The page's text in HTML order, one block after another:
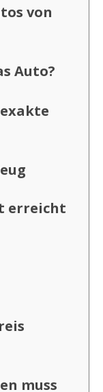
von
Auto?
erreicht
muss